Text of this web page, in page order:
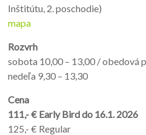
Inštitútu, 2. poschodie)
mapa
Rozvrh
sobota 10,00 – 13,00 / obedová
nedeľa 9,30 – 13,30
Cena
111,- € Early Bird do 16.1. 2026
125,- € Regular